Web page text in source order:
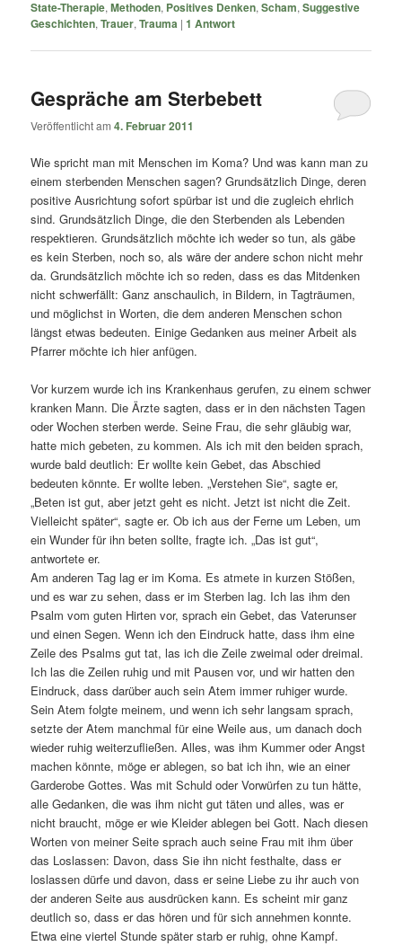
State-Therapie,Methoden, Positives Denken,Scham,Suggestive
Geschichten,Trauer,Trauma |1 Antwort
Gespräche am Sterbebett
Veröffentlicht am4. Februar 2011
Wie spricht man mit Menschen im Koma? Und was kann man zu
einem sterbenden Menschen sagen? Grundsätzlich Dinge, deren
positive Ausrichtung sofort spürbar ist und die zugleich ehrlich
sind. Grundsätzlich Dinge, die den Sterbenden als Lebenden
respektieren. Grundsätzlich möchte ich weder so tun, als gäbe
es kein Sterben, noch so, als wäre der andere schon nicht mehr
da. Grundsätzlich möchte ich so reden, dass es das Mitdenken
nicht schwerfällt: Ganz anschaulich, in Bildern, in Tagträumen,
und möglichst in Worten, die dem anderen Menschen schon
längst etwas bedeuten. Einige Gedanken aus meiner Arbeit als
Pfarrer möchte ich hier anfügen.
Vor kurzem wurde ich ins Krankenhaus gerufen, zu einem schwer
kranken Mann. Die Ärzte sagten, dass er in den nächsten Tagen
oder Wochen sterben werde. Seine Frau, die sehr gläubig war,
hatte mich gebeten, zu kommen. Als ich mit den beiden sprach,
wurde bald deutlich: Er wollte kein Gebet, das Abschied
bedeuten könnte. Er wollte leben. „Verstehen Sie“, sagte er,
„Beten ist gut, aber jetzt geht es nicht. Jetzt ist nicht die Zeit.
Vielleicht später“, sagte er. Ob ich aus der Ferne um Leben, um
ein Wunder für ihn beten sollte, fragte ich. „Das ist gut“,
antwortete er.
Am anderen Tag lag er im Koma. Es atmete in kurzen Stößen,
und es war zu sehen, dass er im Sterben lag. Ich las ihm den
Psalm vom guten Hirten vor, sprach ein Gebet, das Vaterunser
und einen Segen. Wenn ich den Eindruck hatte, dass ihm eine
Zeile des Psalms gut tat, las ich die Zeile zweimal oder dreimal.
Ich las die Zeilen ruhig und mit Pausen vor, und wir hatten den
Eindruck, dass darüber auch sein Atem immer ruhiger wurde.
Sein Atem folgte meinem, und wenn ich sehr langsam sprach,
setzte der Atem manchmal für eine Weile aus, um danach doch
wieder ruhig weiterzufließen. Alles, was ihm Kummer oder Angst
machen könnte, möge er ablegen, so bat ich ihn, wie an einer
Garderobe Gottes. Was mit Schuld oder Vorwürfen zu tun hätte,
alle Gedanken, die was ihm nicht gut täten und alles, was er
nicht braucht, möge er wie Kleider ablegen bei Gott. Nach diesen
Worten von meiner Seite sprach auch seine Frau mit ihm über
das Loslassen: Davon, dass Sie ihn nicht festhalte, dass er
loslassen dürfe und davon, dass er seine Liebe zu ihr auch von
der anderen Seite aus ausdrücken kann. Es scheint mir ganz
deutlich so, dass er das hören und für sich annehmen konnte.
Etwa eine viertel Stunde später starb er ruhig, ohne Kampf.